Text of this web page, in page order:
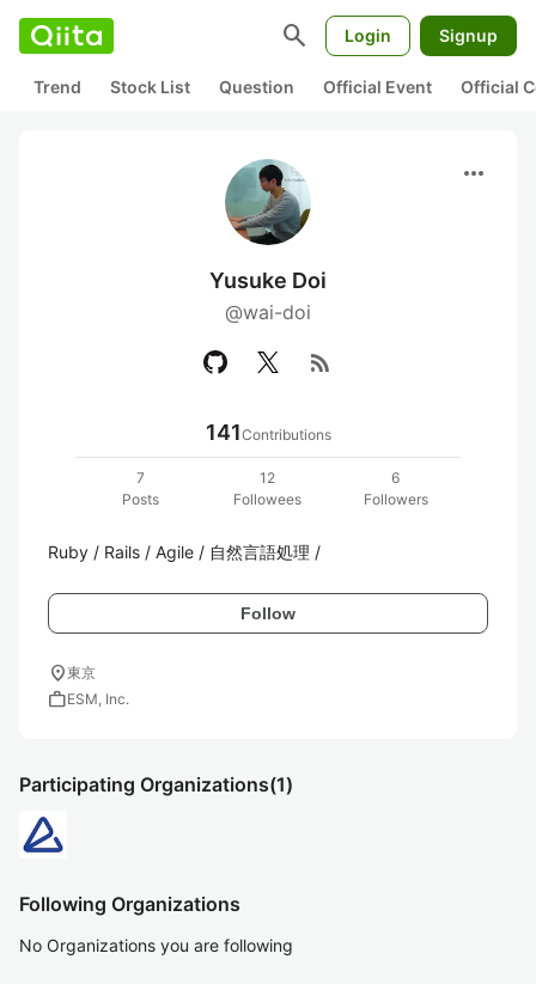
search Login Signup
Trend Stock List Question Official Event Official
more_horiz
Yusuke Doi
@wai-doi
rss_feed
141Contributions
7
Posts
12
Followees
6
Followers
Ruby / Rails / Agile / 自然言語処理 /
Follow
location_on東京
workESM, Inc.
Participating Organizations(1)
Following Organizations
No Organizations you are following